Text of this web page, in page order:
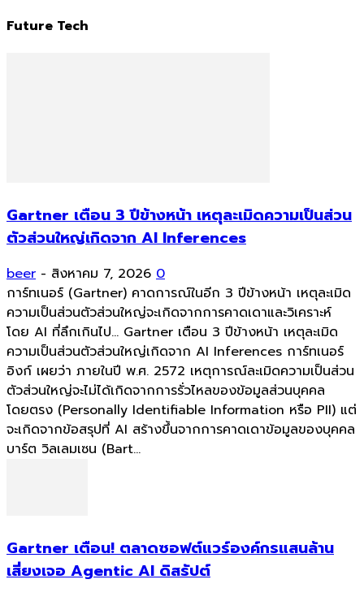
Future Tech
Gartner เตือน 3 ปีข้างหน้า เหตุละเมิดความเป็นส่วน
ตัวส่วนใหญ่เกิดจาก AI Inferences
beer - สิงหาคม 7, 2026 0
การ์ทเนอร์ (Gartner) คาดการณ์ในอีก 3 ปีข้างหน้า เหตุละเมิด
ความเป็นส่วนตัวส่วนใหญ่จะเกิดจากการคาดเดาและวิเคราะห์
โดย AI ที่ลึกเกินไป... Gartner เตือน 3 ปีข้างหน้า เหตุละเมิด
ความเป็นส่วนตัวส่วนใหญ่เกิดจาก AI Inferences การ์ทเนอร์
อิงก์ เผยว่า ภายในปี พ.ศ. 2572 เหตุการณ์ละเมิดความเป็นส่วน
ตัวส่วนใหญ่จะไม่ได้เกิดจากการรั่วไหลของข้อมูลส่วนบุคคล
โดยตรง (Personally Identifiable Information หรือ PII) แต่
จะเกิดจากข้อสรุปที่ AI สร้างขึ้นจากการคาดเดาข้อมูลของบุคคล
บาร์ต วิลเลมเซน (Bart...
Gartner เตือน! ตลาดซอฟต์แวร์องค์กรแสนล้าน
เสี่ยงเจอ Agentic AI ดิสรัปต์